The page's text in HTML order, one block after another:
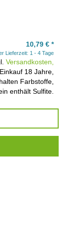
10,79 € *
Lieferzeit: 1 - 4 Tage
Versandkosten,
18 Jahre,
Farbstoffe,
enthält Sulfite.